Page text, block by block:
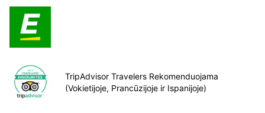
TripAdvisor Travelers Rekomenduojama
(Vokietijoje, Prancūzijoje ir Ispanijoje)